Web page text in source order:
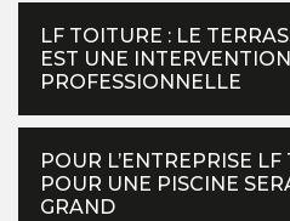
LF TOITURE : LE
EST UNE
PROFESSIONNELLE
POUR L’ENTREPRISE
POUR UNE PISCINE
GRAND